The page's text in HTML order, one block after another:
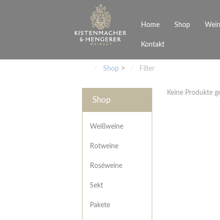
Home Shop
Weißweine
Roséweine
Junges Schwaben
Veranstaltungen
Kontakt
Shop Filter
Shop
Weißweine
Rotweine
Roséweine
Sekt
Pakete
Keine Produkte